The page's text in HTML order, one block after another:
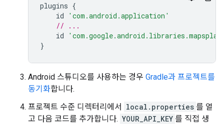
plugins {
id
'com.android.application'
// ...
id
}
Android 스튜디오를 사용하는 경우 Gradle과 프로젝트를
동기화합니다.
프로젝트 수준 디렉터리에서
local.properties 를 열
고 다음 코드를 추가합니다. YOUR_API_KEY 를 직접 생